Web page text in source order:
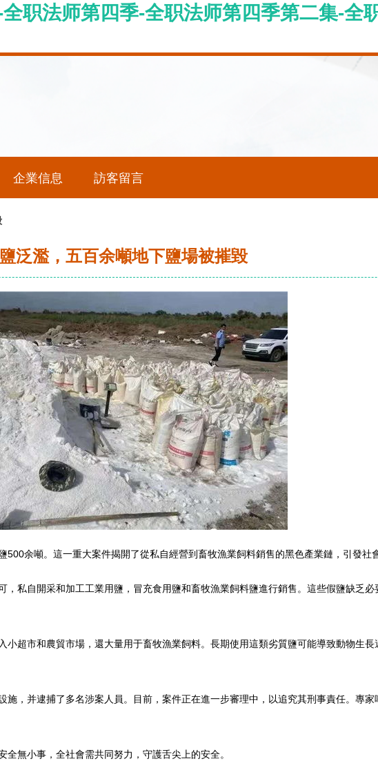
职法师第四季-全职法师第四季第二集-全
企業信息 訪客留言
泛濫，五百余噸地下鹽場被摧毀
余噸。這一重大案件揭開了從私自經營到畜牧漁業飼料銷售的黑色產業鏈，引發社
私自開采和加工工業用鹽，冒充食用鹽和畜牧漁業飼料鹽進行銷售。這些假鹽缺乏
超市和農貿市場，還大量用于畜牧漁業飼料。長期使用這類劣質鹽可能導致動物生
，并逮捕了多名涉案人員。目前，案件正在進一步審理中，以追究其刑事責任。專
無小事，全社會需共同努力，守護舌尖上的安全。